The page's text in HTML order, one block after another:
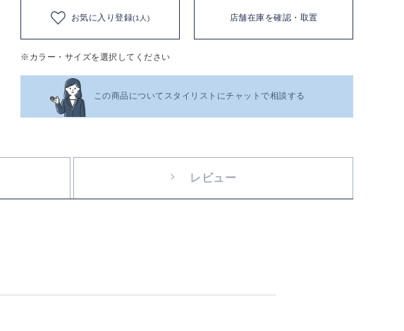
お気に入り登録(1人) 店舗在庫を確認・取置
※カラー・サイズを選択してください
この商品についてスタイリストにチャットで相談する
レビュー